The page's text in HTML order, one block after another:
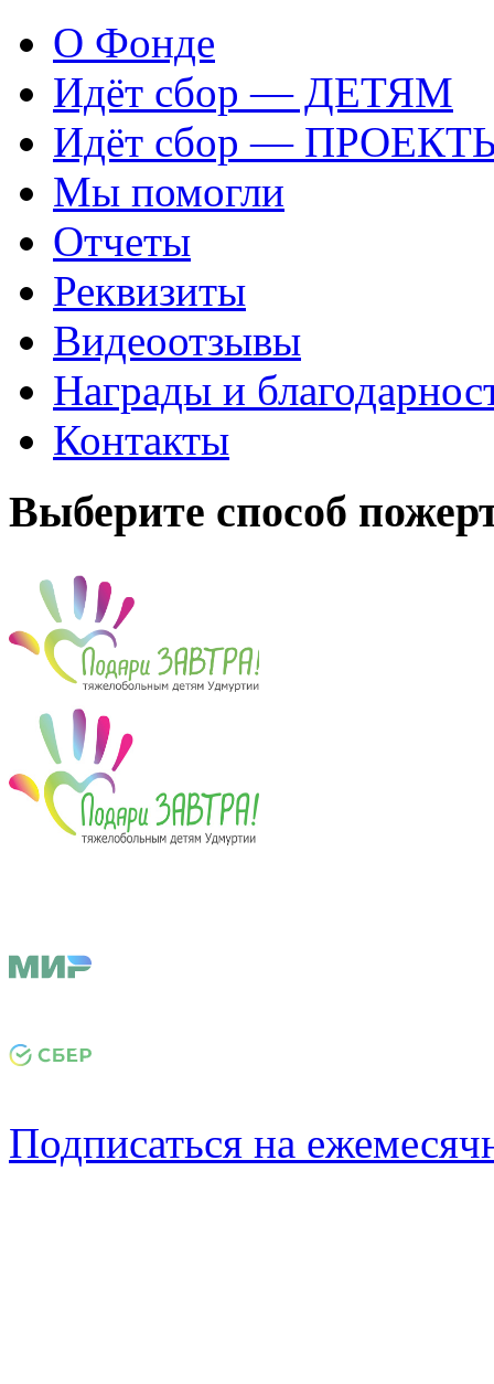
О Фонде
Идёт сбор — ДЕТЯМ
Идёт сбор —
Мы помогли
Отчеты
Реквизиты
Видеоотзывы
Награды и
Контакты
Выберите способ
Подписаться на